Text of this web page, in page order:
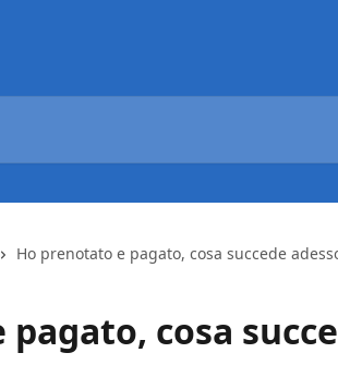
Ho prenotato e pagato, cosa succede
cosa